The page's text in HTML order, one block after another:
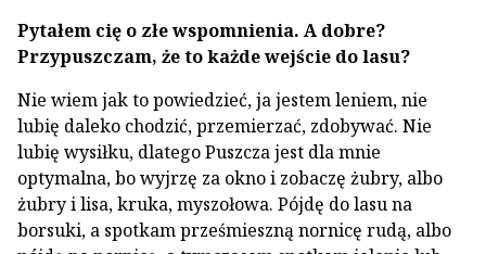
Pytałem cię o złe wspomnienia. A dobre?
Przypuszczam, że to każde wejście do lasu?
Nie wiem jak to powiedzieć, ja jestem leniem, nie
lubię daleko chodzić, przemierzać, zdobywać. Nie
lubię wysiłku, dlatego Puszcza jest dla mnie
optymalna, bo wyjrzę za okno i zobaczę żubry, albo
żubry i lisa, kruka, myszołowa. Pójdę do lasu na
borsuki, a spotkam prześmieszną nornicę rudą, albo